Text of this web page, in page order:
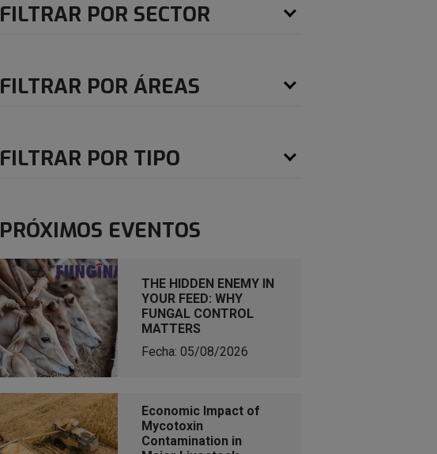
FILTRAR POR SECTOR
FILTRAR POR ÁREAS
FILTRAR POR TIPO
PRÓXIMOS EVENTOS
THE HIDDEN ENEMY IN
YOUR FEED: WHY
FUNGAL CONTROL
MATTERS
Fecha: 05/08/2026
Economic Impact of
Mycotoxin
Contamination in